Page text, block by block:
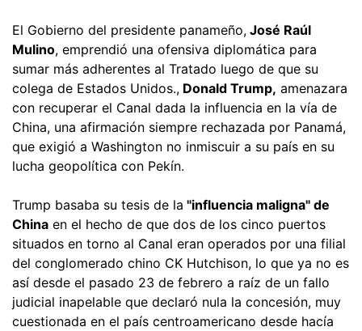
El Gobierno del presidente panameño, José Raúl
Mulino, emprendió una ofensiva diplomática para
sumar más adherentes al Tratado luego de que su
colega de Estados Unidos., Donald Trump, amenazara
con recuperar el Canal dada la influencia en la vía de
China, una afirmación siempre rechazada por Panamá,
que exigió a Washington no inmiscuir a su país en su
lucha geopolítica con Pekín.
Trump basaba su tesis de la "influencia maligna" de
China en el hecho de que dos de los cinco puertos
situados en torno al Canal eran operados por una filial
del conglomerado chino CK Hutchison, lo que ya no es
así desde el pasado 23 de febrero a raíz de un fallo
judicial inapelable que declaró nula la concesión, muy
cuestionada en el país centroamericano desde hacía